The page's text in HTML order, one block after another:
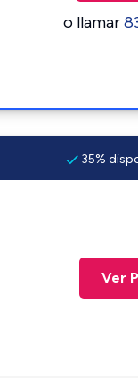
o llamar
35%
Ver